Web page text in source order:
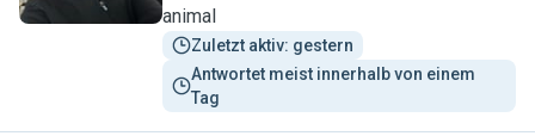
animal
Zuletzt aktiv: gestern
Antwortet meist innerhalb von einem
Tag